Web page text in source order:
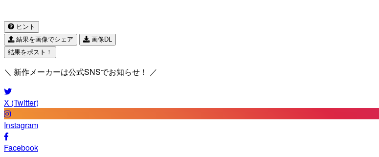
ヒント
結果を画像でシェア
画像DL
結果をポスト！
＼ 新作メーカーは公式SNSでお知らせ！ ／
X (Twitter)
Instagram
Facebook